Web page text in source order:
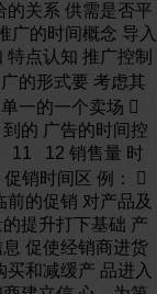
关系 供需是否平
广的时间概念 导入
点认知 推广控制
的形式要 考虑其
一的一个卖场 
的 广告的时间控
销售量 时
销时间区 例： 
的促销 对产品及
提升打下基础 产
促使经销商进货
和减缓产 品进入